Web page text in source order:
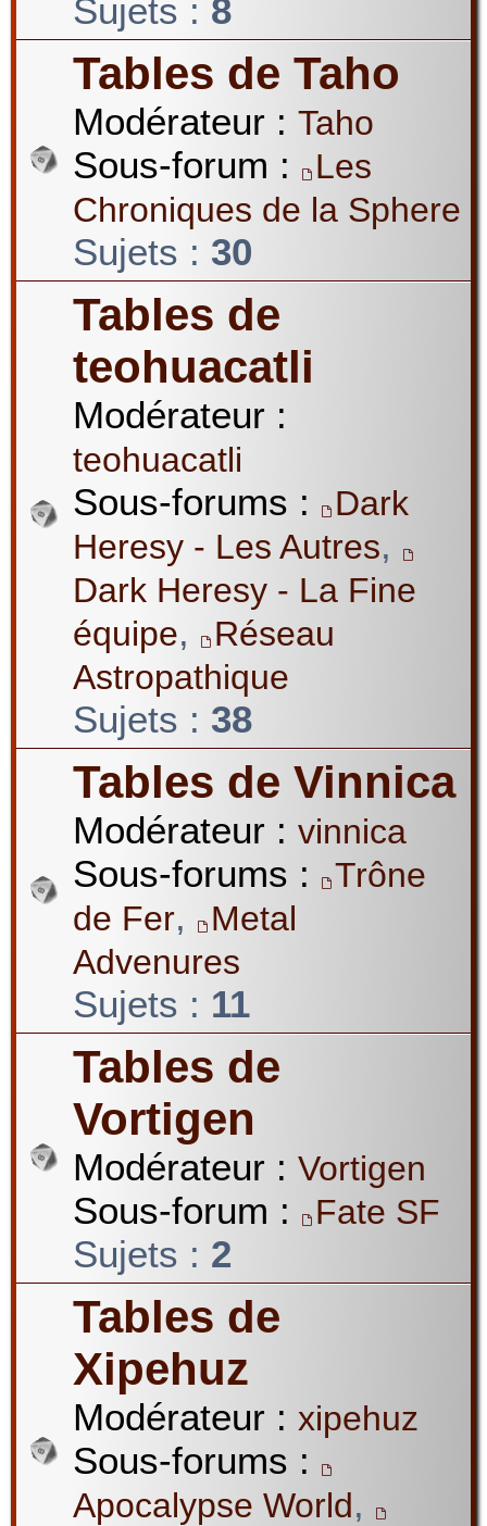
Sujets : 8
Tables de Taho
Modérateur : Taho
Sous-forum :
Les
Chroniques de la Sphere
Sujets : 30
Tables de
teohuacatli
Modérateur :
teohuacatli
Sous-forums :
Dark
Heresy - Les Autres,
Dark Heresy - La Fine
équipe,
Réseau
Astropathique
Sujets : 38
Tables de Vinnica
Modérateur : vinnica
Sous-forums :
Trône
de Fer,
Metal
Advenures
Sujets : 11
Tables de
Vortigen
Modérateur : Vortigen
Sous-forum : Fate SF
Sujets : 2
Tables de
Xipehuz
Modérateur : xipehuz
Sous-forums :
Apocalypse World,